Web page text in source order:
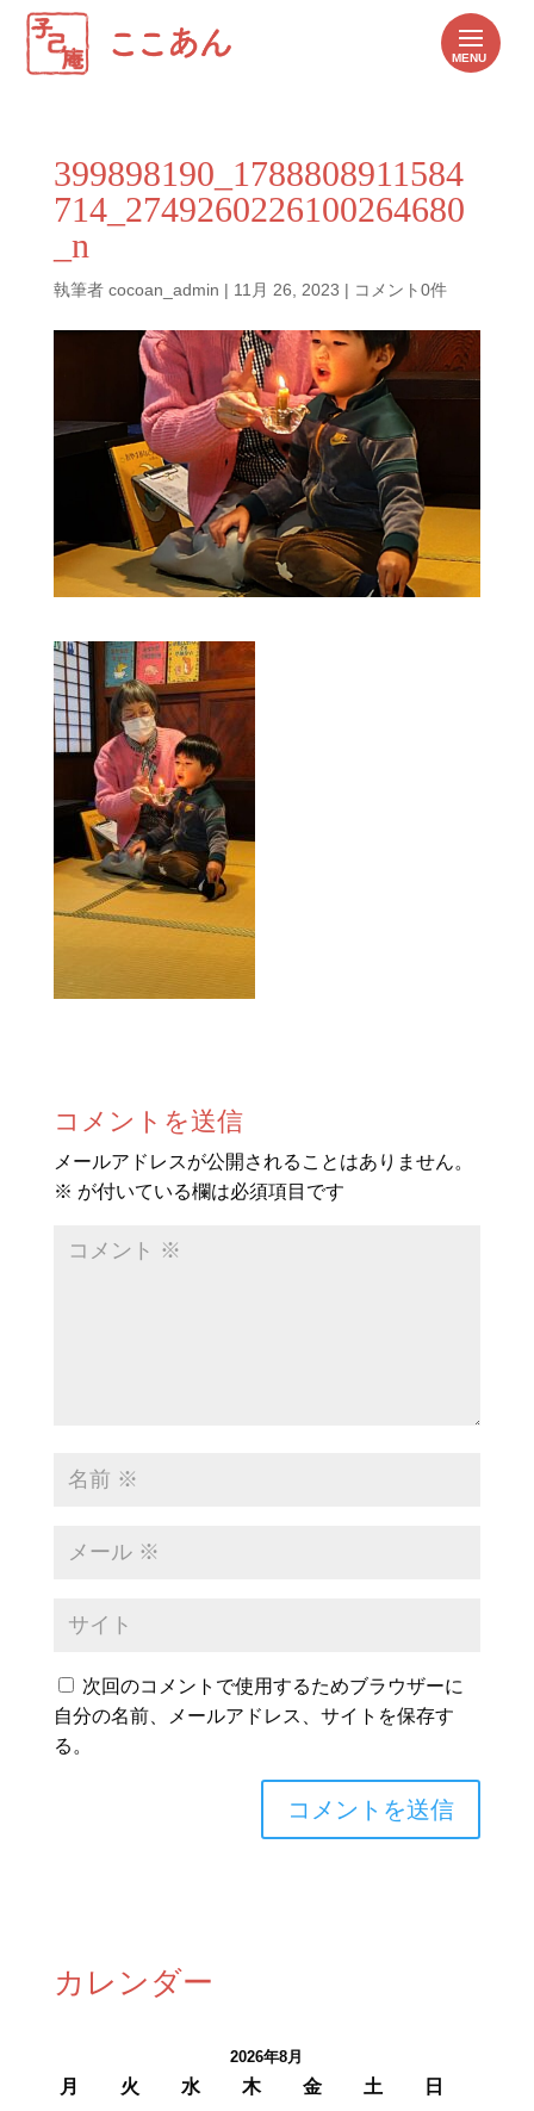
399898190_1788808911584
714_2749260226100264680
_n
執筆者 cocoan_admin | 11月 26, 2023 | コメント0件
コメントを送信
メールアドレスが公開されることはありません。
※ が付いている欄は必須項目です
次回のコメントで使用するためブラウザーに
自分の名前、メールアドレス、サイトを保存す
る。
カレンダー
2026年8月
月 火 水 木 金 土
日